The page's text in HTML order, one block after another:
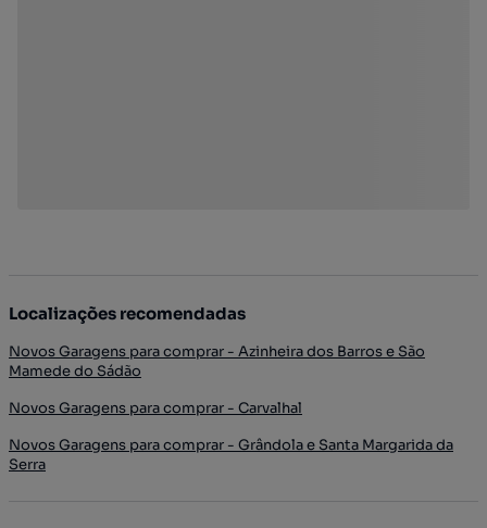
Localizações recomendadas
Novos Garagens para comprar - Azinheira dos Barros e São
Mamede do Sádão
Novos Garagens para comprar - Carvalhal
Novos Garagens para comprar - Grândola e Santa Margarida da
Serra